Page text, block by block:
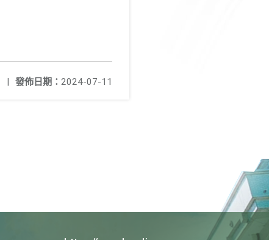
發佈日期： 2024-07-11
|